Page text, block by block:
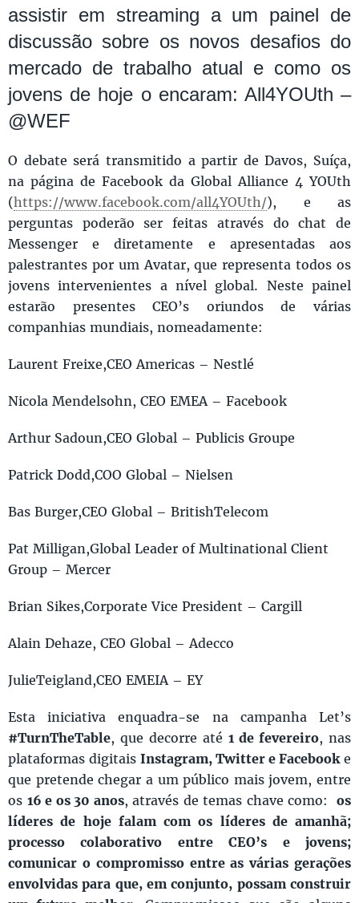
assistir em streaming a um painel de
discussão sobre os novos desafios do
mercado de trabalho atual e como os
jovens de hoje o encaram: All4YOUth –
@WEF
O debate será transmitido a partir de Davos, Suíça,
na página de Facebook da Global Alliance 4 YOUth
(https://www.facebook.com/all4YOUth/), e as
perguntas poderão ser feitas através do chat de
Messenger e diretamente e apresentadas aos
palestrantes por um Avatar, que representa todos os
jovens intervenientes a nível global. Neste painel
estarão presentes CEO’s oriundos de várias
companhias mundiais, nomeadamente:
Laurent Freixe,CEO Americas – Nestlé
Nicola Mendelsohn, CEO EMEA – Facebook
Arthur Sadoun,CEO Global – Publicis Groupe
Patrick Dodd,COO Global – Nielsen
Bas Burger,CEO Global – BritishTelecom
Pat Milligan,Global Leader of Multinational Client
Group – Mercer
Brian Sikes,Corporate Vice President – Cargill
Alain Dehaze, CEO Global – Adecco
JulieTeigland,CEO EMEIA – EY
Esta iniciativa enquadra-se na campanha Let’s
#TurnTheTable, que decorre até 1 de fevereiro, nas
plataformas digitais Instagram, Twitter e Facebook e
que pretende chegar a um público mais jovem, entre
os 16 e os 30 anos, através de temas chave como: os
líderes de hoje falam com os líderes de amanhã;
processo colaborativo entre CEO’s e jovens;
comunicar o compromisso entre as várias gerações
envolvidas para que, em conjunto, possam construir